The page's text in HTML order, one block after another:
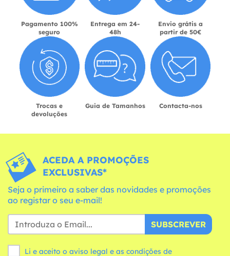
Pagamento 100%
seguro
Entrega em 24-
48h
Envio grátis a
partir de 50€
Trocas e
devoluções
Guia de Tamanhos Contacta-nos
ACEDA A PROMOÇÕES
EXCLUSIVAS*
Seja o primeiro a saber das novidades e promoções
ao registar o seu e-mail!
SUBSCREVER
Li e aceito o aviso legal e as condições